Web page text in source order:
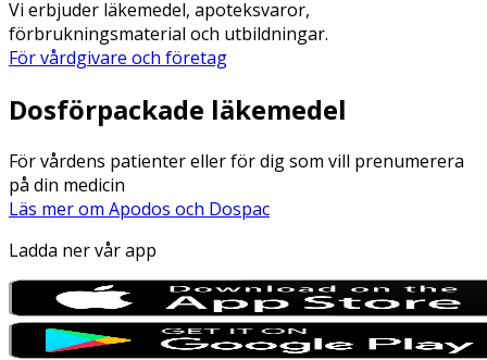
Vi erbjuder läkemedel, apoteksvaror,
förbrukningsmaterial och utbildningar.
För vårdgivare och företag
Dosförpackade läkemedel
För vårdens patienter eller för dig som vill prenumerera
på din medicin
Läs mer om Apodos och Dospac
Ladda ner vår app